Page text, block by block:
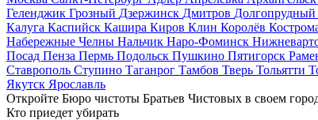
Геленджик Грозный Дзержинск Дмитров Долгопрудный
Калуга Каспийск Кашира Киров Клин Королёв
Набережные Челны Нальчик Наро-Фоминск
Посад Пенза Пермь Подольск Пушкино Пятигорск
Ставрополь Ступино Таганрог Тамбов Тверь Тольятти
Якутск Ярославль
Откройте Бюро чистоты Братьев Чистовых в своем
Кто приедет убирать